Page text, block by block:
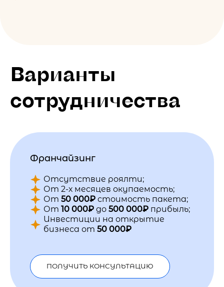
Варианты
сотрудничества
Франчайзинг
Отсутствие роялти;
От 2-х месяцев окупаемость;
От 50 000₽ стоимость пакета;
От 10 000₽ до 500 000₽ прибыль;
Инвестиции на открытие
бизнеса от 50 000₽
ПОЛУЧИТЬ КОНСУЛЬТАЦИЮ